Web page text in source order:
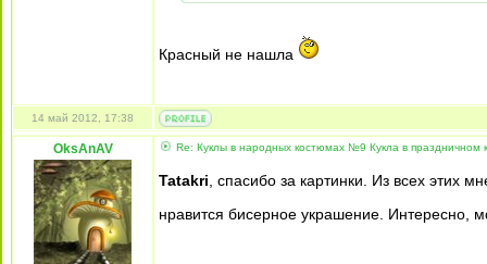
Красный не нашла
14 май 2012, 17:38
OksAnAV Re: Куклы в народных костюмах №9 Кукла в праздничном
Tatakri , спасибо за картинки. Из всех этих
нравится бисерное украшение. Интересно,